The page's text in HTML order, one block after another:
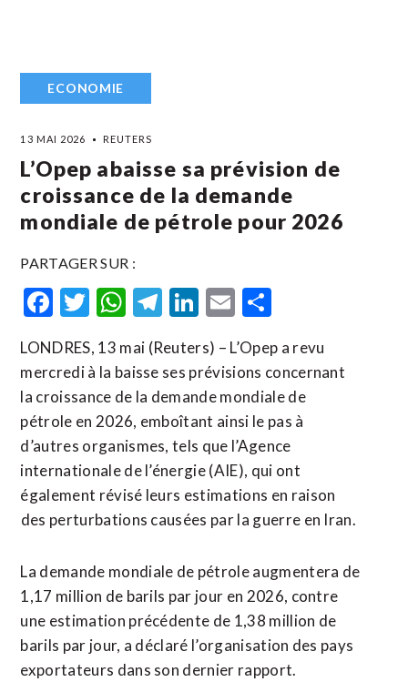
ECONOMIE
13 MAI 2026 REUTERS
L’Opep abaisse sa prévision de
croissance de la demande
mondiale de pétrole pour 2026
PARTAGER SUR :
Facebook
Twitter
WhatsApp
Telegram
LinkedIn
Email
LONDRES, 13 mai (Reuters) – L’Opep a revu
mercredi à la baisse ses prévisions concernant
la croissance de la demande mondiale de
pétrole en 2026, emboîtant ainsi le pas à
d’autres organismes, tels que l’Agence
internationale ​de l’énergie (AIE), ‌qui ont
également révisé leurs estimations ​en raison
⁠des perturbations causées par la guerre en Iran.
La demande ‌mondiale de ‌pétrole augmentera de
1,17 million de barils par jour en 2026, contre
une estimation précédente de 1,38 million de
barils par ​jour, a déclaré l’organisation des pays
exportateurs dans son dernier rapport.